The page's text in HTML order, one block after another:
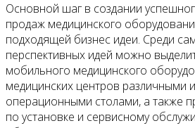
Основной шаг в создании
продаж медицинского
подходящей бизнес идеи. Среди
перспективных идей можно
мобильного медицинского
медицинских центров различными
операционными столами, а также
по установке и сервисному